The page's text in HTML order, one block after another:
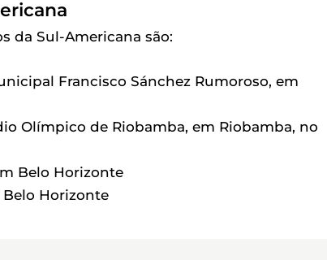
da Sul-Americana são:
Francisco Sánchez Rumoroso, em
Olímpico de Riobamba, em Riobamba, no
Belo Horizonte
Belo Horizonte